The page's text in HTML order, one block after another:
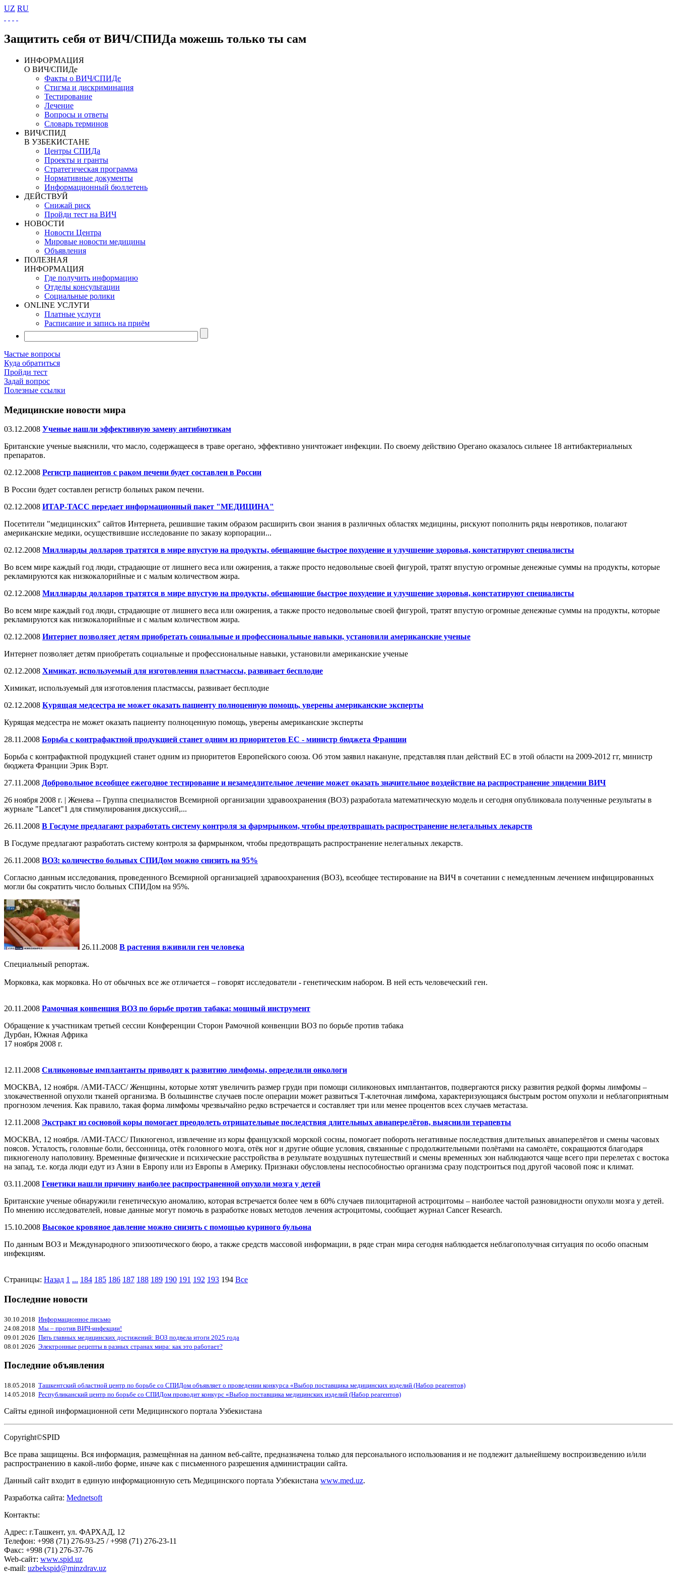
UZ RU
Защитить себя от ВИЧ/СПИДа можешь только ты сам
ИНФОРМАЦИЯ
О ВИЧ/СПИДе
Факты о ВИЧ/СПИДе
Стигма и дискриминация
Тестирование
Лечение
Вопросы и ответы
Словарь терминов
ВИЧ/СПИД
В УЗБЕКИСТАНЕ
Центры СПИДа
Проекты и гранты
Стратегическая программа
Нормативные документы
Информационный бюллетень
ДЕЙСТВУЙ
Снижай риск
Пройди тест на ВИЧ
НОВОСТИ
Новости Центра
Мировые новости медицины
Объявления
ПОЛЕЗНАЯ
ИНФОРМАЦИЯ
Где получить информацию
Отделы консультации
Социальные ролики
ONLINE УСЛУГИ
Платные услуги
Расписание и запись на приём
Частые вопросы
Куда обратиться
Пройди тест
Задай вопрос
Полезные ссылки
Медицинские новости мира
03.12.2008 Ученые нашли эффективную замену антибиотикам
Британские ученые выяснили, что масло, содержащееся в траве орегано, эффективно уничтожает инфекции. По своему действию Орегано оказалось сильнее 18 антибактериальных
препаратов.
02.12.2008 Регистр пациентов с раком печени будет составлен в России
В России будет составлен регистр больных раком печени.
02.12.2008 ИТАР-ТАСС передает информационный пакет "МЕДИЦИНА"
Посетители "медицинских" сайтов Интернета, решившие таким образом расширить свои знания в различных областях медицины, рискуют пополнить ряды невротиков, полагают
американские медики, осуществившие исследование по заказу корпорации...
02.12.2008 Миллиарды долларов тратятся в мире впустую на продукты, обещающие быстрое похудение и улучшение здоровья, констатируют специалисты
Во всем мире каждый год люди, страдающие от лишнего веса или ожирения, а также просто недовольные своей фигурой, тратят впустую огромные денежные суммы на продукты, которые
рекламируются как низкокалорийные и с малым количеством жира.
02.12.2008 Миллиарды долларов тратятся в мире впустую на продукты, обещающие быстрое похудение и улучшение здоровья, констатируют специалисты
Во всем мире каждый год люди, страдающие от лишнего веса или ожирения, а также просто недовольные своей фигурой, тратят впустую огромные денежные суммы на продукты, которые
рекламируются как низкокалорийные и с малым количеством жира.
02.12.2008 Интернет позволяет детям приобретать социальные и профессиональные навыки, установили американские ученые
Интернет позволяет детям приобретать социальные и профессиональные навыки, установили американские ученые
02.12.2008 Химикат, используемый для изготовления пластмассы, развивает бесплодие
Химикат, используемый для изготовления пластмассы, развивает бесплодие
02.12.2008 Курящая медсестра не может оказать пациенту полноценную помощь, уверены американские эксперты
Курящая медсестра не может оказать пациенту полноценную помощь, уверены американские эксперты
28.11.2008 Борьба с контрафактной продукцией станет одним из приоритетов ЕС - министр бюджета Франции
Борьба с контрафактной продукцией станет одним из приоритетов Европейского союза. Об этом заявил накануне, представляя план действий ЕС в этой области на 2009-2012 гг, министр
бюджета Франции Эрик Вэрт.
27.11.2008 Добровольное всеобщее ежегодное тестирование и незамедлительное лечение может оказать значительное воздействие на распространение эпидемии ВИЧ
26 ноября 2008 г. | Женева -- Группа специалистов Всемирной организации здравоохранения (ВОЗ) разработала математическую модель и сегодня опубликовала полученные результаты в
журнале "Lancet"1 для стимулирования дискуссий,...
26.11.2008 В Госдуме предлагают разработать систему контроля за фармрынком, чтобы предотвращать распространение нелегальных лекарств
В Госдуме предлагают разработать систему контроля за фармрынком, чтобы предотвращать распространение нелегальных лекарств.
26.11.2008 ВОЗ: количество больных СПИДом можно снизить на 95%
Согласно данным исследования, проведенного Всемирной организацией здравоохранения (ВОЗ), всеобщее тестирование на ВИЧ в сочетании с немедленным лечением инфицированных
могли бы сократить число больных СПИДом на 95%.
26.11.2008 В растения вживили ген человека
Специальный репортаж.
Морковка, как морковка. Но от обычных все же отличается – говорят исследователи - генетическим набором. В ней есть человеческий ген.
20.11.2008 Рамочная конвенция ВОЗ по борьбе против табака: мощный инструмент
Обращение к участникам третьей сессии Конференции Сторон Рамочной конвенции ВОЗ по борьбе против табака
Дурбан, Южная Африка
17 ноября 2008 г.
12.11.2008 Силиконовые имплантанты приводят к развитию лимфомы, определили онкологи
МОСКВА, 12 ноября. /АМИ-ТАСС/ Женщины, которые хотят увеличить размер груди при помощи силиконовых имплантантов, подвергаются риску развития редкой формы лимфомы –
злокачественной опухоли тканей организма. В большинстве случаев после операции может развиться Т-клеточная лимфома, характеризующаяся быстрым ростом опухоли и неблагоприятным
прогнозом лечения. Как правило, такая форма лимфомы чрезвычайно редко встречается и составляет три или менее процентов всех случаев метастаза.
12.11.2008 Экстракт из сосновой коры помогает преодолеть отрицательные последствия длительных авиаперелётов, выяснили терапевты
МОСКВА, 12 ноября. /АМИ-ТАСС/ Пикногенол, извлечение из коры французской морской сосны, помогает побороть негативные последствия длительных авиаперелётов и смены часовых
поясов. Усталость, головные боли, бессонница, отёк головного мозга, отёк ног и другие общие условия, связанные с продолжительными полётами на самолёте, сокращаются благодаря
пикногенолу наполовину. Временные физические и психические расстройства в результате воздушных путешествий и смены временных зон наблюдаются чаще всего при перелетах с востока
на запад, т.е. когда люди едут из Азии в Европу или из Европы в Америку. Признаки обусловлены неспособностью организма сразу подстроиться под другой часовой пояс и климат.
03.11.2008 Генетики нашли причину наиболее распространенной опухоли мозга у детей
Британские ученые обнаружили генетическую аномалию, которая встречается более чем в 60% случаев пилоцитарной астроцитомы – наиболее частой разновидности опухоли мозга у детей.
По мнению исследователей, новые данные могут помочь в разработке новых методов лечения астроцитомы, сообщает журнал Cancer Research.
15.10.2008 Высокое кровяное давление можно снизить с помощью куриного бульона
По данным ВОЗ и Международного эпизоотического бюро, а также средств массовой информации, в ряде стран мира сегодня наблюдается неблагополучная ситуация по особо опасным
инфекциям.
Страницы: Назад 1 ... 184 185 186 187 188 189 190 191 192 193 194 Все
Последние новости
30.10.2018 Информационное письмо
24.08.2018 Мы – против ВИЧ-инфекции!
09.01.2026 Пять главных медицинских достижений: ВОЗ подвела итоги 2025 года
08.01.2026 Электронные рецепты в разных странах мира: как это работает?
Последние объявления
18.05.2018 Ташкентский областной центр по борьбе со СПИДом объявляет о проведении конкурса «Выбор поставщика медицинских изделий (Набор реагентов)
14.05.2018 Республиканский центр по борьбе со СПИДом проводит конкурс «Выбор поставщика медицинских изделий (Набор реагентов)
Сайты единой информационной сети Медицинского портала Узбекистана
Copyright©SPID
Все права защищены. Вся информация, размещённая на данном веб-сайте, предназначена только для персонального использования и не подлежит дальнейшему воспроизведению и/или
распространению в какой-либо форме, иначе как с письменного разрешения администрации сайта.
Данный сайт входит в единую информационную сеть Медицинского портала Узбекистана www.med.uz.
Разработка сайта: Mednetsoft
Контакты:
Адрес: г.Ташкент, ул. ФАРХАД, 12
Телефон: +998 (71) 276-93-25 / +998 (71) 276-23-11
Факс: +998 (71) 276-37-76
Web-сайт: www.spid.uz
e-mail: uzbekspid@minzdrav.uz